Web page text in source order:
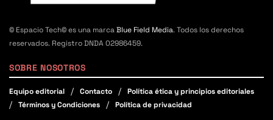
© Espacio Tech© es una marcaBlue Field Media. Todos los derechos
reservados. Registro DNDA 02986459.
SOBRE NOSOTROS
Equipo editorial Contacto
Política ética y principios editoriales
Términos y Condiciones
Política de privacidad